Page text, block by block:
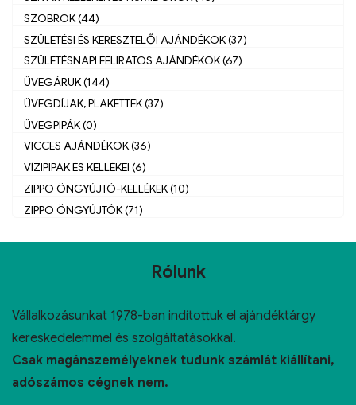
SZOBROK (44)
SZÜLETÉSI ÉS KERESZTELŐI AJÁNDÉKOK (37)
SZÜLETÉSNAPI FELIRATOS AJÁNDÉKOK (67)
ÜVEGÁRUK (144)
ÜVEGDÍJAK, PLAKETTEK (37)
ÜVEGPIPÁK (0)
VICCES AJÁNDÉKOK (36)
VÍZIPIPÁK ÉS KELLÉKEI (6)
ZIPPO ÖNGYÚJTÓ-KELLÉKEK (10)
ZIPPO ÖNGYÚJTÓK (71)
Rólunk
Vállalkozásunkat 1978-ban indítottuk el ajándéktárgy
kereskedelemmel és szolgáltatásokkal.
Csak magánszemélyeknek tudunk számlát kiállítani,
adószámos cégnek nem.